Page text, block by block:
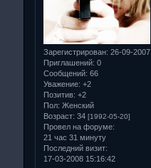
Зарегистрирован: 26-09-2007
Приглашений: 0
Сообщений: 66
Уважение: +2
Позитив: +2
Пол: Женский
Возраст: 34[1992-05-20]
Провел на форуме:
21 час 31 минуту
Последний визит:
17-03-2008 15:16:42